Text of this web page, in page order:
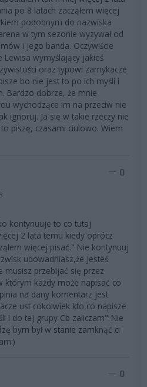
po 8 latach zacząłem więcej
podobnym do nazwiska
w tym sezonie wyzywał od
i jego banda. Oczywiście
Lewisa wymyślający jakieś
oraz typowi zamykacze
bo nie jest to po ich myśli i
Bardzo dobrze, że mnie
wychodzące im na przeciw nie
ignoruj. Ja się w takie rzeczy nie
piszę, czasami ciulowo. Wiem
0
kontynuuje to co tutaj
2 lata temu kiedy oprócz
więcej pisać." Nie kontynuuj
udowadniasz,że Jesteś
musisz przebijać się przez
każdy może napisać co
na dany komentarz jest
ust cokolwiek kto co napisze
i do tej grupy Cb zaliczam"-Nie
bym był w stanie zamknąć ci
0